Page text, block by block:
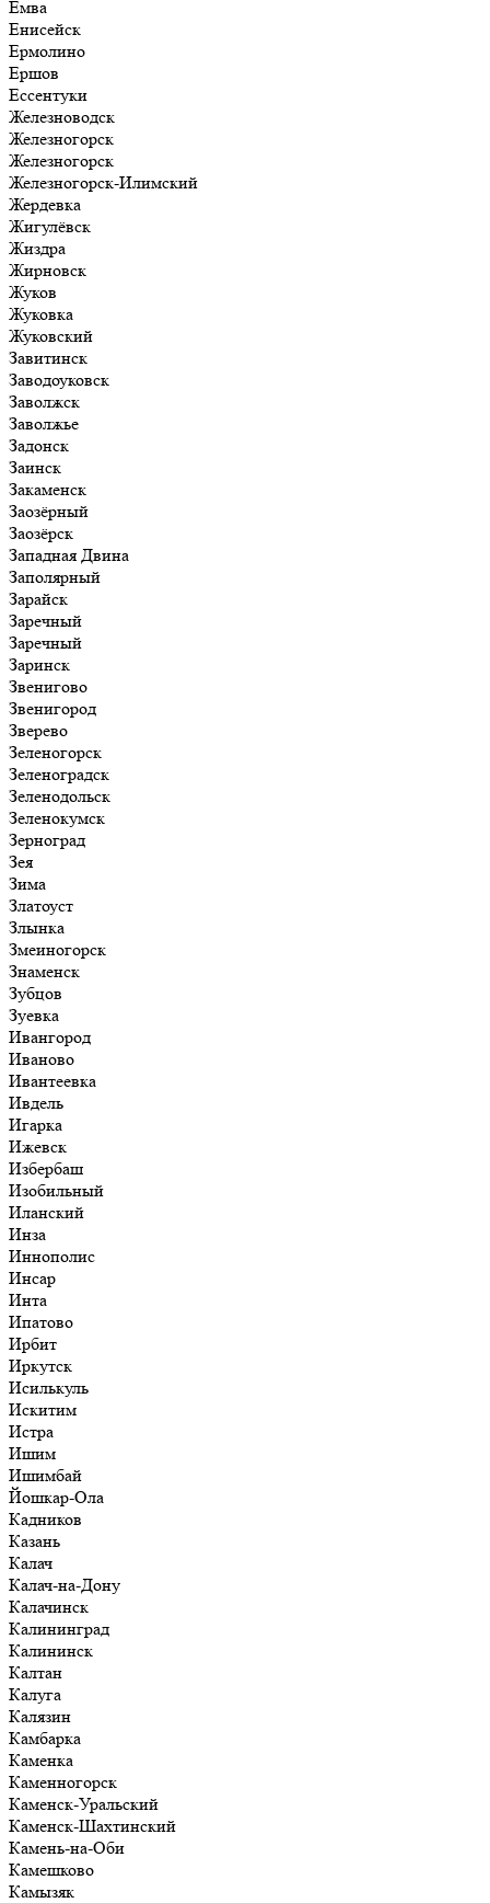
Емва
Енисейск
Ермолино
Ершов
Ессентуки
Железноводск
Железногорск
Железногорск
Железногорск-Илимский
Жердевка
Жигулёвск
Жиздра
Жирновск
Жуков
Жуковка
Жуковский
Завитинск
Заводоуковск
Заволжск
Заволжье
Задонск
Заинск
Закаменск
Заозёрный
Заозёрск
Западная Двина
Заполярный
Зарайск
Заречный
Заречный
Заринск
Звенигово
Звенигород
Зверево
Зеленогорск
Зеленоградск
Зеленодольск
Зеленокумск
Зерноград
Зея
Зима
Златоуст
Злынка
Змеиногорск
Знаменск
Зубцов
Зуевка
Ивангород
Иваново
Ивантеевка
Ивдель
Игарка
Ижевск
Избербаш
Изобильный
Иланский
Инза
Иннополис
Инсар
Инта
Ипатово
Ирбит
Иркутск
Исилькуль
Искитим
Истра
Ишим
Ишимбай
Йошкар-Ола
Кадников
Казань
Калач
Калач-на-Дону
Калачинск
Калининград
Калининск
Калтан
Калуга
Калязин
Камбарка
Каменка
Каменногорск
Каменск-Уральский
Каменск-Шахтинский
Камень-на-Оби
Камешково
Камызяк